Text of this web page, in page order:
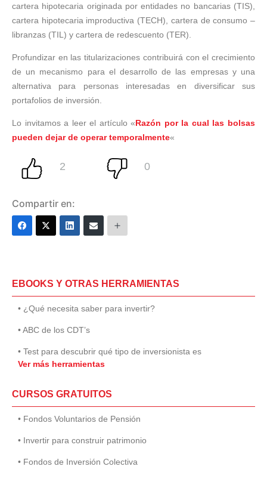
cartera hipotecaria originada por entidades no bancarias (TIS),
cartera hipotecaria improductiva (TECH), cartera de consumo –
libranzas (TIL) y cartera de redescuento (TER).
Profundizar en las titularizaciones contribuirá con el crecimiento
de un mecanismo para el desarrollo de las empresas y una
alternativa para personas interesadas en diversificar sus
portafolios de inversión.
Lo invitamos a leer el artículo «Razón por la cual las bolsas
pueden dejar de operar temporalmente«
Compartir en:
EBOOKS Y OTRAS HERRAMIENTAS
• ¿Qué necesita saber para invertir?
• ABC de los CDT’s
• Test para descubrir qué tipo de inversionista es
Ver más herramientas
CURSOS GRATUITOS
• Fondos Voluntarios de Pensión
• Invertir para construir patrimonio
• Fondos de Inversión Colectiva